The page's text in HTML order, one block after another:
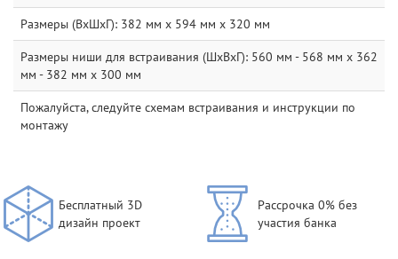
Размеры (ВxШxГ): 382 мм x 594 мм x 320 мм
Размеры ниши для встраивания (ШхВхГ): 560 мм - 568 мм x 362
мм - 382 мм x 300 мм
Пожалуйста, следуйте схемам встраивания и инструкции по
монтажу
Бесплатный 3D
дизайн проект
Рассрочка 0% без
участия банка